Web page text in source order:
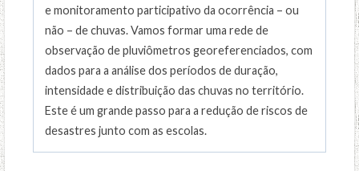
e monitoramento participativo da ocorrência – ou
não – de chuvas. Vamos formar uma rede de
observação de pluviômetros georeferenciados, com
dados para a análise dos períodos de duração,
intensidade e distribuição das chuvas no território.
Este é um grande passo para a redução de riscos de
desastres junto com as escolas.